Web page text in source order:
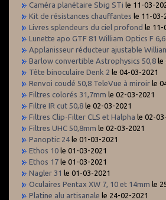
Caméra planétaire Sbig STi le 11-03-
Kit de résistances chauffantes le 11-03-
Livres splendeurs du ciel profond le 11-
Lunette apo GTF 81 William Optics F 6,6
Applanisseur réducteur ajustable
Barlow convertible Astrophysics 50,8 le
Tête binoculaire Denk 2 le 04-03-2021
Renvoi coudé 50,8 TeleVue à miroir le
Filtres colorés 31,7mm le 02-03-2021
Filtre IR cut 50,8 le 02-03-2021
Filtres Clip-Filter CLS et Halpha le 02-
Filtres UHC 50,8mm le 02-03-2021
Panoptic 24 le 01-03-2021
Ethos 10 le 01-03-2021
Ethos 17 le 01-03-2021
Nagler 31 le 01-03-2021
Oculaires Pentax XW 7, 10 et 14mm le
Platine alu artisanale le 24-02-2021